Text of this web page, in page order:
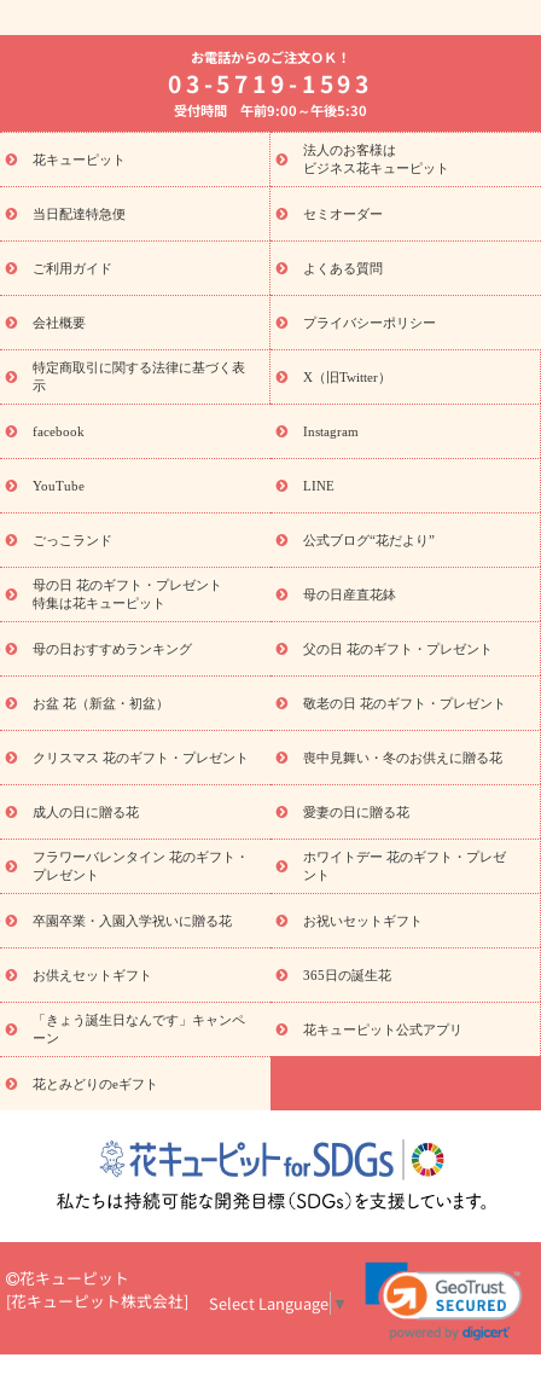
よく贈られる花
お祝いの花特集
誕生日フラワーギフト特集
8月の誕生花(トルコキキョウ)
開店・開業祝い
お供え・お悔やみ お供え・お悔やみの花
通夜・葬儀に贈る花 胡蝶蘭・花鉢
ーブドフラワー
季節のイベント
ひまわり ギフト・プレゼント
特集
お盆 花（新盆・初盆） 季節のイベント
お盆 花（新
盆・初盆）
お盆 花（新盆・初盆）
お盆・お供え 花とセットギ
フト
お盆・お供え プリザーブドフラワー
ひまわり ギフト・プ
レゼント特集
夏の花贈り・お中元・暑中見舞い 花のギフト特集
敬老の日におくる花ギフト・プレゼント特集
花ギフト・プレゼント特集
敬老の日 花のおすすめランキング
敬
老の日 花鉢植えのギフト・プレゼント特集
敬老の日 花とセットギ
フト・プレゼント特集
敬老の日の花 全てのギフト一覧
キャン
ペーン
「きょう誕生日なんです」キャンペーン
探す
誕生日フラワーギフト 誕生日フラワーギフト特集
誕生
日フラワーギフト商品一覧
ユリ トルコキキョウ
誕生花(トルコキキョウ)
9月の誕生花(リンドウ)
誕生日セット
ギフト
「きょう誕生日なんです」キャンペーン
用途から探す お祝いの花特集 当日配達特急便
お祝い商品
一覧
お祝い 新築・引っ越し祝い
結婚記念日
結婚祝い 出産祝い 退院祝い・快気祝い
還暦
祝い・長寿祝い
プチギフト ペットのお祝いフラワー
元・暑中見舞い
敬老の日
お供え
お供え・お悔やみ商品一覧 お供え・お悔やみの花
十九日法要以降に贈る花
通夜・葬儀に贈る花
お供え お花とセッ
お盆（新盆・初盆）
お祝い返し お見舞い
お取り
プリザーブドフラワー
スタイルから探す
アレンジメント
蘭・花鉢
ミディ胡蝶蘭・お祝い ミディ胡蝶蘭・お供え
の青色胡蝶蘭
観葉植物 観葉植物 産直多肉植物
プリザーブ
ドフラワー
お祝い お供え・お悔やみ 花とセットギフト
ミオーダー
プチギフト（hanamore -ハナモア-）
花とみどりの
eギフト
花キューピットのeGfit カラー ピンク
レンジ
レッド お花の種類 バラ ユリ トルコキキョウ
予
算から探す
お祝い お祝い・3000円～ お祝い・
お祝い・5000円～ お祝い・7000円～ お祝い・10000円～
お供え・お悔やみ
お供え・お悔やみ・3000円～
お供え・お
悔やみ・5000円～ お供え・お悔やみ・7000円～
お供え・お悔
やみ・10000円～
365日の誕生花カレンダー
開店・開業祝
お祝いを贈るときのマナー・
花キューピットのお祝いコラム一覧
誕生日のお花を「色
彩心理学」で選ぶ方法
結婚祝いの予算相場
出産祝いお役立ち情
転職祝いのマナー基礎知識
ペットのお祝いワンポイントアド
バイス
スタンド花（フラスタ）のマナー
お見舞いのマナーとル
お祝い花のマナー総まとめ
場上司や先輩へ贈るお祝い花の正解は？
開店祝いの花 選び方ガイ
ド（早見表あり）
花キューピットのお供え・
お電話からのご注文ＯＫ！
03-5719-1593
受付時間 午前9:00～午後5:30
花キューピット
法人のお客様は
ビジネス花キューピット
当日配達特急便 セミオーダー
ご利用ガイド よくある質問
会社概要 プライバシーポリシー
特定商取引に関する法律に基づく表
示
X（旧Twitter）
facebook Instagram
YouTube LINE
ごっこランド 公式ブログ“花だより”
母の日 花のギフト・プレゼント
特集は花キューピット
母の日産直花鉢
母の日おすすめランキング 父の日 花のギフト・プレゼント
お盆 花（新盆・初盆） 敬老の日 花のギフト・プレゼント
クリスマス 花のギフト・プレゼント 喪中見舞い・冬のお供えに贈る花
成人の日に贈る花 愛妻の日に贈る花
フラワーバレンタイン 花のギフト・
プレゼント
ホワイトデー 花のギフト・プレゼ
ント
卒園卒業・入園入学祝いに贈る花 お祝いセットギフト
お供えセットギフト 365日の誕生花
「きょう誕生日なんです」キャンペ
ーン
花キューピット公式アプリ
花とみどりのeギフト
花キューピット
[花キューピット株式会社] Select Language ▼